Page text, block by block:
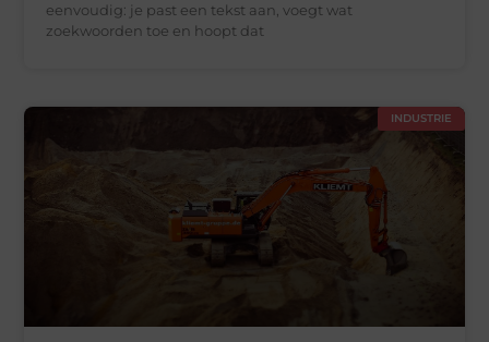
eenvoudig: je past een tekst aan, voegt wat
zoekwoorden toe en hoopt dat
INDUSTRIE